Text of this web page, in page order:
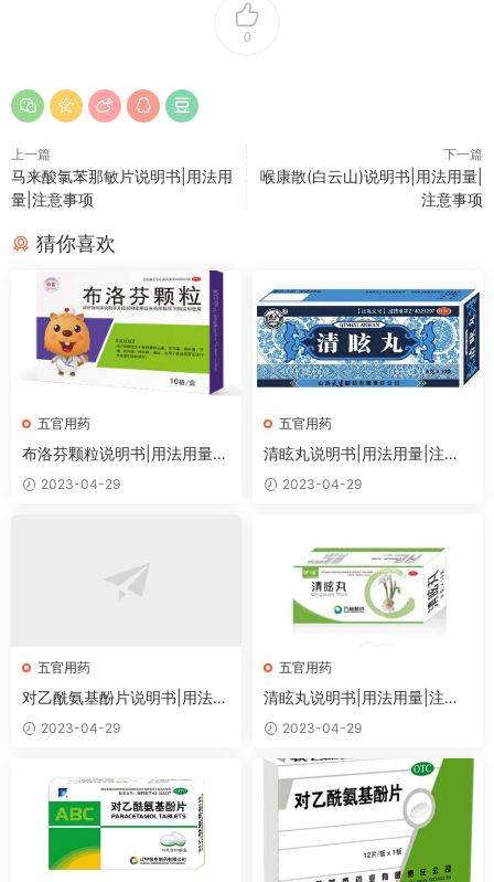
0
上一篇
马来酸氯苯那敏片说明书|用法用
量|注意事项
下一篇
喉康散(白云山)说明书|用法用量|
注意事项
猜你喜欢
五官用药
布洛芬颗粒说明书|用法用量|
注意事项
2023-04-29
五官用药
清眩丸说明书|用法用量|注意
事项2023-04-29
五官用药
对乙酰氨基酚片说明书|用法用
量|注意事项
2023-04-29
五官用药
清眩丸说明书|用法用量|注意
事项2023-04-29